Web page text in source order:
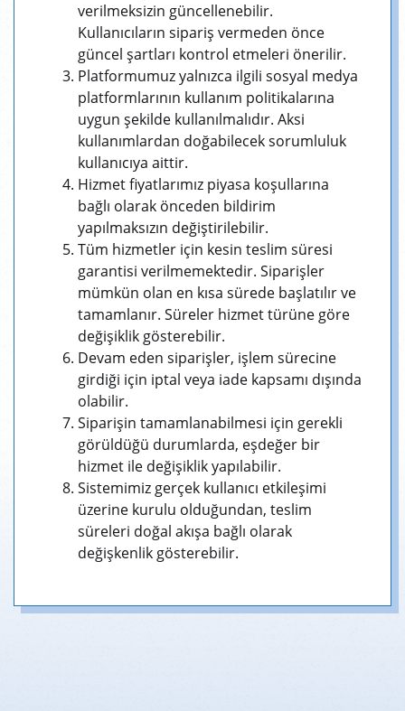
verilmeksizin güncellenebilir.
Kullanıcıların sipariş vermeden önce
güncel şartları kontrol etmeleri önerilir.
Platformumuz yalnızca ilgili sosyal medya
platformlarının kullanım politikalarına
uygun şekilde kullanılmalıdır. Aksi
kullanımlardan doğabilecek sorumluluk
kullanıcıya aittir.
Hizmet fiyatlarımız piyasa koşullarına
bağlı olarak önceden bildirim
yapılmaksızın değiştirilebilir.
Tüm hizmetler için kesin teslim süresi
garantisi verilmemektedir. Siparişler
mümkün olan en kısa sürede başlatılır ve
tamamlanır. Süreler hizmet türüne göre
değişiklik gösterebilir.
Devam eden siparişler, işlem sürecine
girdiği için iptal veya iade kapsamı dışında
olabilir.
Siparişin tamamlanabilmesi için gerekli
görüldüğü durumlarda, eşdeğer bir
hizmet ile değişiklik yapılabilir.
Sistemimiz gerçek kullanıcı etkileşimi
üzerine kurulu olduğundan, teslim
süreleri doğal akışa bağlı olarak
değişkenlik gösterebilir.